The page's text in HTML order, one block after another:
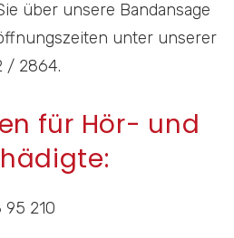
über unsere Bandansage
unter unserer
/ 2864.
für Hör- und
210